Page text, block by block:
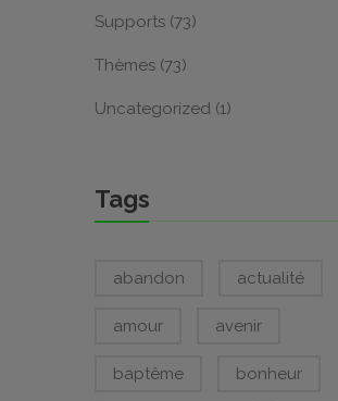
Supports (73)
Thèmes (73)
Uncategorized (1)
Tags
abandon actualité
amour avenir
baptême bonheur